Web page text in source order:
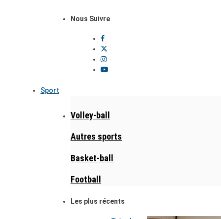
Nous Suivre
Sport
Volley-ball
Autres sports
Basket-ball
Football
Les plus récents